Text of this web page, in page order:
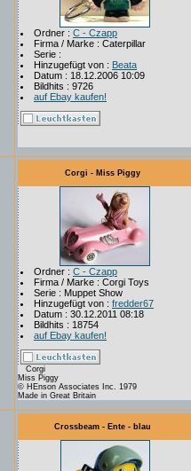
Ordner : C - Czapp
Firma / Marke : Caterpillar
Serie :
Hinzugefügt von : Beata
Datum : 18.12.2006 10:09
Bildhits : 9726
auf Ebay kaufen!
Corgi - Miss Piggy
Ordner : C - Czapp
Firma / Marke : Corgi Toys
Serie : Muppet Show
Hinzugefügt von : fredder67
Datum : 30.12.2011 08:18
Bildhits : 18754
auf Ebay kaufen!
Corgi
Miss Piggy
© HEnson Associates Inc. 1979
Made in Great Britain
Crossbeam - Ente - blau